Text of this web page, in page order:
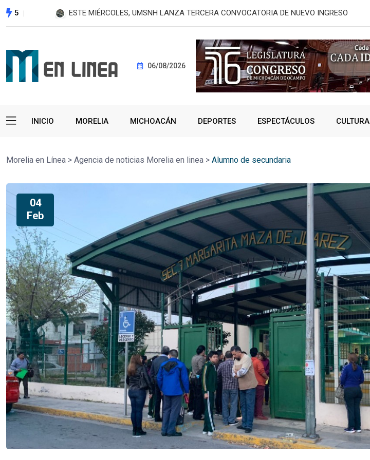
5 ESTE MIÉRCOLES, UMSNH LANZA TERCERA CONVOCATORIA DE NUEVO INGRESO
06/08/2026
INICIO MORELIA MICHOACÁN DEPORTES ESPECTÁCULOS CULTURA
Morelia en Línea > Agencia de noticias Morelia en linea > Alumno de secundaria
04
Feb